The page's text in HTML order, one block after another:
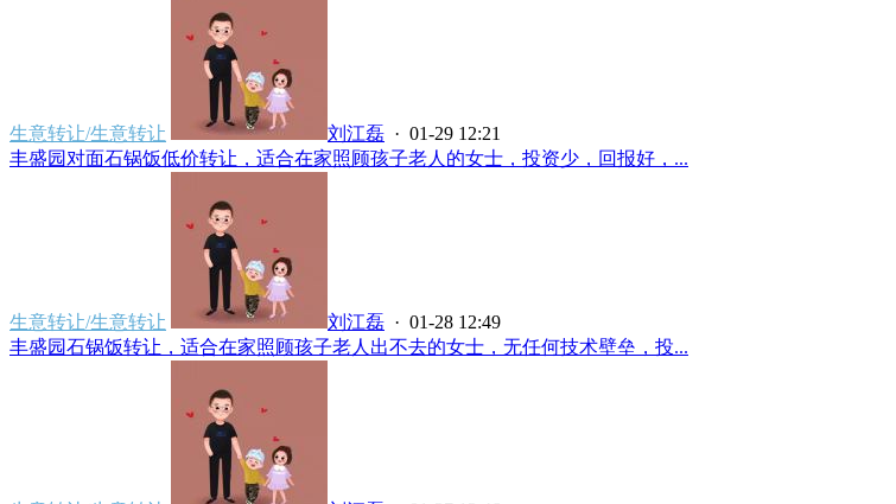
生意转让/生意转让 刘江磊 · 01-29 12:21
丰盛园对面石锅饭低价转让，适合在家照顾孩子老人的女士，投资少，回报好，...
生意转让/生意转让 刘江磊 · 01-28 12:49
丰盛园石锅饭转让，适合在家照顾孩子老人出不去的女士，无任何技术壁垒，投...